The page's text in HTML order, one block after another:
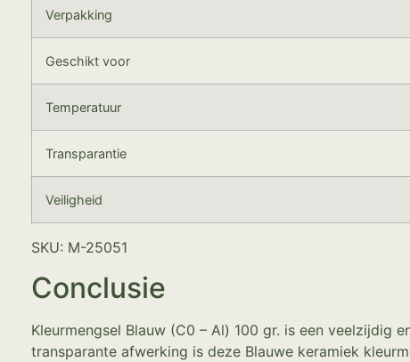
Verpakking
Geschikt voor
Temperatuur
Transparantie
Veiligheid
SKU: M-25051
Conclusie
Kleurmengsel Blauw (C0 – Al) 100 gr. is een veelzijdig
transparante afwerking is deze Blauwe keramiek